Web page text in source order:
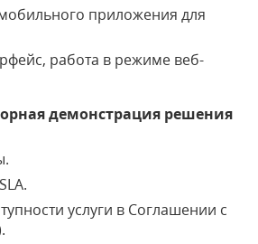
приложения для
работа в режиме веб-
демонстрация решения
услуги в Соглашении с